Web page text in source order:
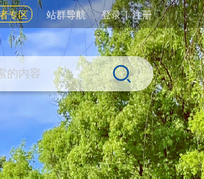
专区 站群导航 登录|注册